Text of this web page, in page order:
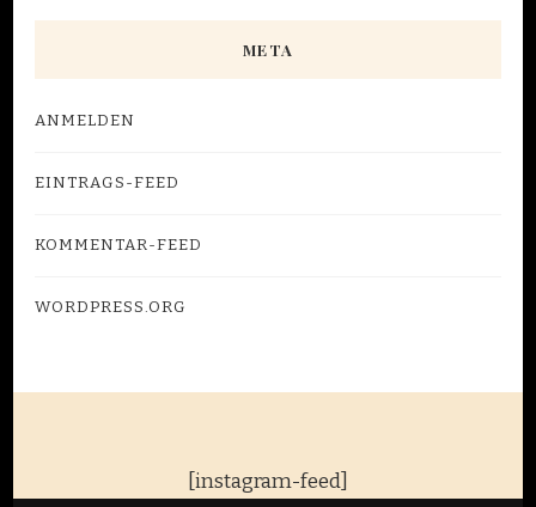
META
ANMELDEN
EINTRAGS-FEED
KOMMENTAR-FEED
WORDPRESS.ORG
[instagram-feed]